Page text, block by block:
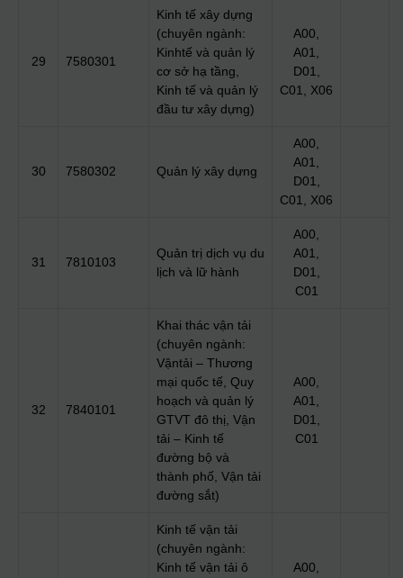
29 7580301
Kinh tế xây dựng
(chuyên ngành:
Kinhtế và quản lý
cơ sở hạ tầng,
Kinh tế và quản lý
đầu tư xây dựng)
A00,
A01,
D01,
C01, X06
30 7580302 Quản lý xây dựng
A00,
A01,
D01,
C01, X06
31 7810103
Quản trị dịch vụ du
lịch và lữ hành
A00,
A01,
D01,
C01
32 7840101
Khai thác vận tải
(chuyên ngành:
Vậntải – Thương
mại quốc tế, Quy
hoạch và quản lý
GTVT đô thị, Vận
tải – Kinh tế
đường bộ và
thành phố, Vận tải
đường sắt)
A00,
A01,
D01,
C01
Kinh tế vận tải
(chuyên ngành:
Kinh tế vận tải ô
A00,